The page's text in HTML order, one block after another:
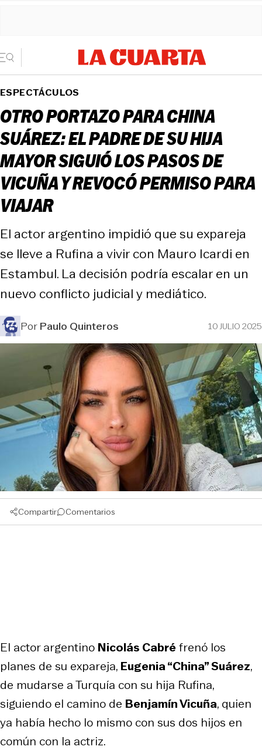
ESPECTÁCULOS
OTRO PORTAZO PARA CHINA
SUÁREZ: EL PADRE DE SU HIJA
MAYOR SIGUIÓ LOS PASOS DE
VICUÑA Y REVOCÓ PERMISO PARA
VIAJAR
El actor argentino impidió que su expareja
se lleve a Rufina a vivir con Mauro Icardi en
Estambul. La decisión podría escalar en un
nuevo conflicto judicial y mediático.
PorPaulo Quinteros 10 JULIO 2025
Compartir Comentarios
El actor argentino Nicolás Cabréfrenó los
planes de su expareja, Eugenia “China” Suárez,
de mudarse a Turquía con su hija Rufina,
siguiendo el camino de Benjamín Vicuña, quien
ya había hecho lo mismo con sus dos hijos en
común con la actriz.